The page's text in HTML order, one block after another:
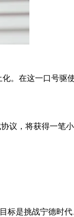
。在这一口号
议，将获得一
标是挑战宁德时